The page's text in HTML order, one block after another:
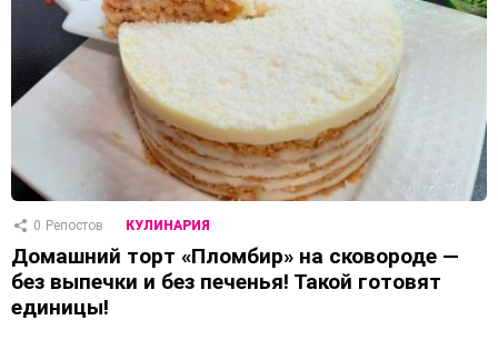
0 Репостов КУЛИНАРИЯ
Домашний торт «Пломбир» на сковороде —
без выпечки и без печенья! Такой готовят
единицы!